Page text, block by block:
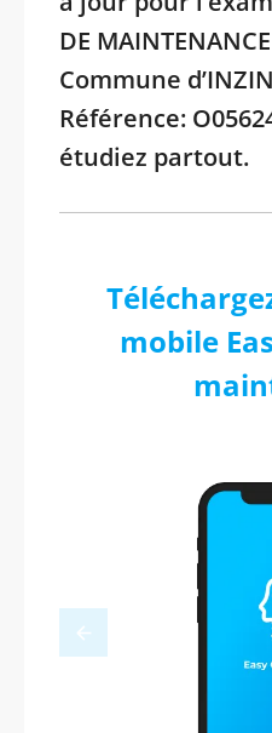
DE
Commune
Référence:
étudiez partout.
mobile